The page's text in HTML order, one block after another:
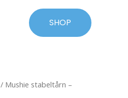
SHOP
/ Mushie stabeltårn –